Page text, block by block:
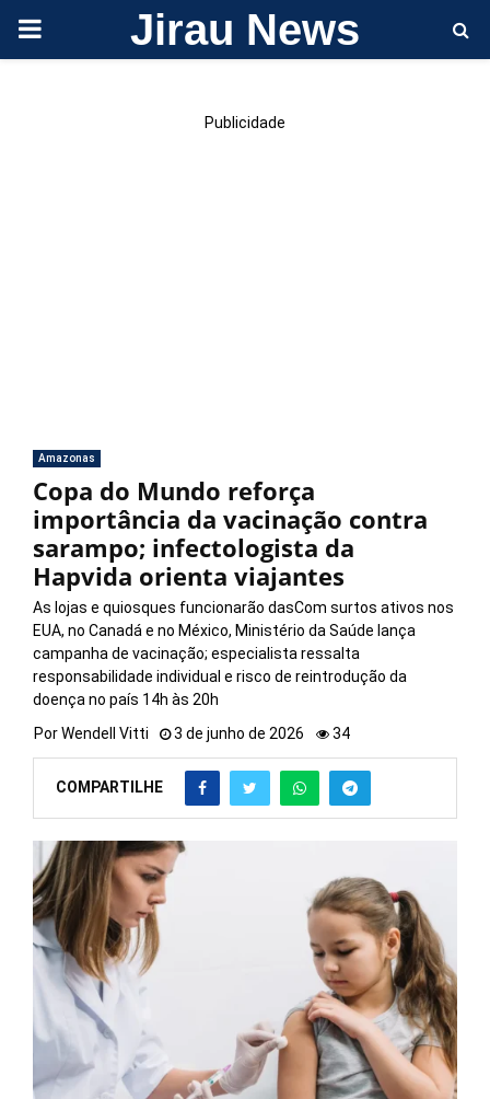
PRIMARY Jirau News
Publicidade
Amazonas
Copa do Mundo reforça
importância da vacinação contra
sarampo; infectologista da
Hapvida orienta viajantes
As lojas e quiosques funcionarão dasCom surtos ativos nos
EUA, no Canadá e no México, Ministério da Saúde lança
campanha de vacinação; especialista ressalta
responsabilidade individual e risco de reintrodução da
doença no país 14h às 20h
PorWendell Vitti 3 de junho de 2026 34
COMPARTILHE